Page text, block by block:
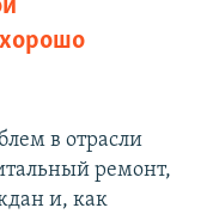
в отрасли
ремонт,
и, как